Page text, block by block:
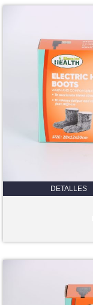
DETALLES